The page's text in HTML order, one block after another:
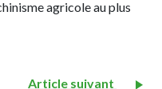
agricole au plus
Article suivant